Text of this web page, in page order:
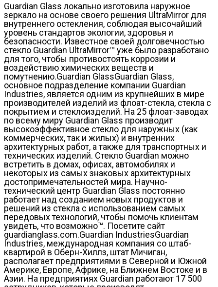
Guardian Glass локально изготовила наружное
зеркало на основе своего решения UltraMirror для
внутреннего остекления, соблюдая высочайший
уровень стандартов экологии, здоровья и
безопасности. Известное своей долговечностью
стекло Guardian UltraMirror™ уже было разработано
для того, чтобы противостоять коррозии и
воздействию химических веществ и
помутнению.Guardian GlassGuardian Glass,
основное подразделение компании Guardian
Industries, является одним из крупнейших в мире
производителей изделий из флоат-стекла, стекла с
покрытием и стеклоизделий. На 25 флоат-заводах
по всему миру Guardian Glass производит
высокоэффективное стекло для наружных (как
коммерческих, так и жилых) и внутренних
архитектурных работ, а также для транспортных и
технических изделий. Стекло Guardian можно
встретить в домах, офисах, автомобилях и
некоторых из самых знаковых архитектурных
достопримечательностей мира. Научно-
технический центр Guardian Glass постоянно
работает над созданием новых продуктов и
решений из стекла с использованием самых
передовых технологий, чтобы помочь клиентам
увидеть, что возможно™. Посетите сайт
guardianglass.com.Guardian IndustriesGuardian
Industries, международная компания со штаб-
квартирой в Оберн-Хиллз, штат Мичиган,
располагает предприятиями в Северной и Южной
Америке, Европе, Африке, на Ближнем Востоке и в
Азии. На предприятиях Guardian работают 17 500